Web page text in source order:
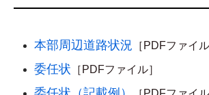
本部周辺道路状況 ［PDFファイル
委任状 ［PDFファイル］